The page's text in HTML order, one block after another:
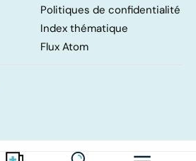
Politiques de confidentialité
Index thématique
Flux Atom